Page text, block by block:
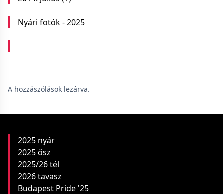
Nyári fotók - 2025
A hozzászólások lezárva.
2025 nyár
2025 ősz
2025/26 tél
2026 tavasz
Budapest Pride '25